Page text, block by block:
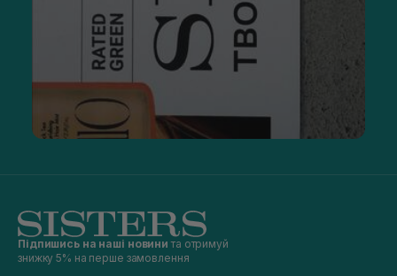
Підпишись на наші новини та отримуй
знижку 5% на перше замовлення